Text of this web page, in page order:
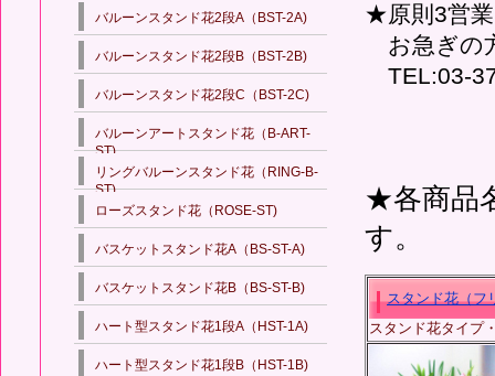
★原則3営
お急ぎの
TEL:03-
★各商品
す。
スタンド花（フ
スタンド花タイプ
バルーンスタンド花2段A（BST-2A)
バルーンスタンド花2段B（BST-2B)
バルーンスタンド花2段C（BST-2C)
バルーンアートスタンド花（B-ART-
ST)
リングバルーンスタンド花（RING-B-
ST)
ローズスタンド花（ROSE-ST)
バスケットスタンド花A（BS-ST-A)
バスケットスタンド花B（BS-ST-B)
ハート型スタンド花1段A（HST-1A)
ハート型スタンド花1段B（HST-1B)